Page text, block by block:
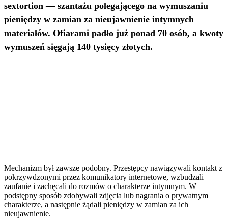
sextortion — szantażu polegającego na wymuszaniu
pieniędzy w zamian za nieujawnienie intymnych
materiałów. Ofiarami padło już ponad 70 osób, a kwoty
wymuszeń sięgają 140 tysięcy złotych.
Mechanizm był zawsze podobny. Przestępcy nawiązywali kontakt z
pokrzywdzonymi przez komunikatory internetowe, wzbudzali
zaufanie i zachęcali do rozmów o charakterze intymnym. W
podstępny sposób zdobywali zdjęcia lub nagrania o prywatnym
charakterze, a następnie żądali pieniędzy w zamian za ich
nieujawnienie.